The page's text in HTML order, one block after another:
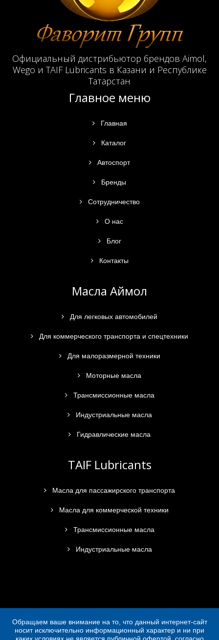
Официальный дистрибьютор брендов Aimol,
Wego и TAIF Lubricants в Казани и Республике
Татарстан
Главное меню
Главная
Каталог
Автоспорт
Бренды
Сотрудничество
О нас
Блог
Контакты
Масла Аймол
Для легковых автомобилей
Для коммерческого транспорта и спецтехники
Для малоразмерной техники
Моторные масла
Трансмиссионные масла
Индустриальные масла
Гидравлические масла
TAIF Lubricants
Масла для пассажирского транспорта
Масла для коммерческой техники
Трансмиссионные масла
Индустриальные масла
Обращаем ваше внимание на то, что данный интернет-сайт
носит исключительно информационный характер и ни при